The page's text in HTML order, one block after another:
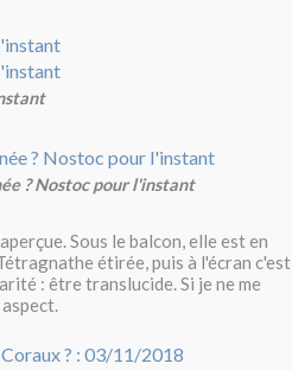
? Nostoc pour l'instant
Sous le balcon, elle est en
étirée, puis à l'écran c'est
: être translucide. Si je ne me